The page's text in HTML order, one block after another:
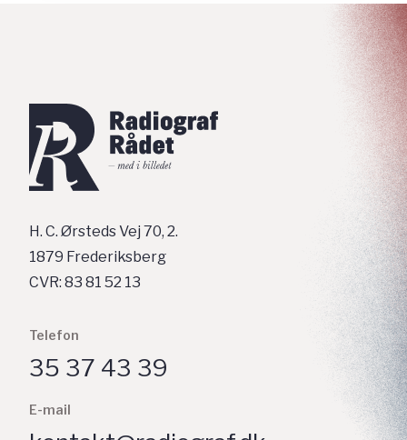
H. C. Ørsteds Vej 70, 2.
1879 Frederiksberg
CVR: 83 81 52 13
Telefon
35 37 43 39
E-mail